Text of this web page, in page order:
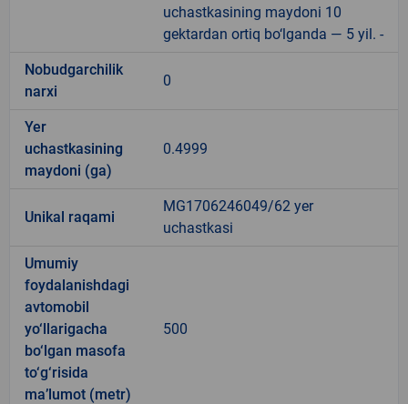
uchastkasining maydoni 10
gektardan ortiq bo‘lganda — 5 yil. -
Nobudgarchilik
narxi
0
Yer
uchastkasining
maydoni (ga)
0.4999
Unikal raqami
MG1706246049/62 yer
uchastkasi
Umumiy
foydalanishdagi
avtomobil
yo‘llarigacha
bo‘lgan masofa
to‘g‘risida
ma’lumot (metr)
500